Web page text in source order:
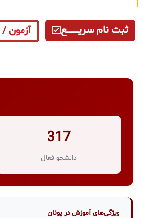
ثبت نام سریــــــــــــع آزمون
317
دانشجو فعال
ویژگی‌های آموزش در یونان